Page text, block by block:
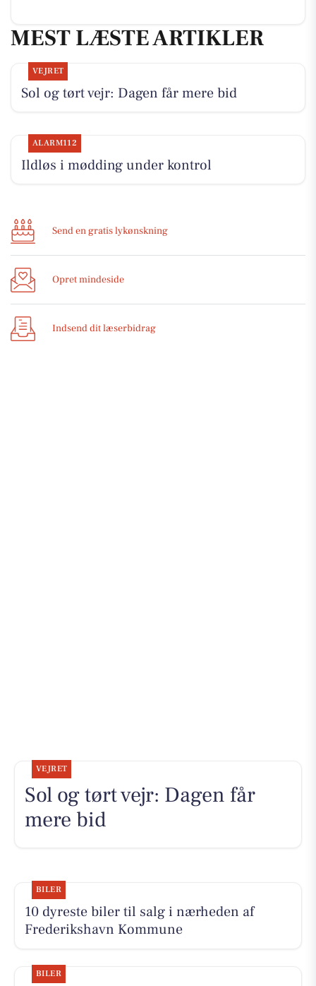
MEST LÆSTE ARTIKLER
VEJRET
Sol og tørt vejr: Dagen får mere bid
ALARM112
Ildløs i mødding under kontrol
Send en gratis lykønskning
Opret mindeside
Indsend dit læserbidrag
VEJRET
Sol og tørt vejr: Dagen får
mere bid
BILER
10 dyreste biler til salg i nærheden af
Frederikshavn Kommune
BILER